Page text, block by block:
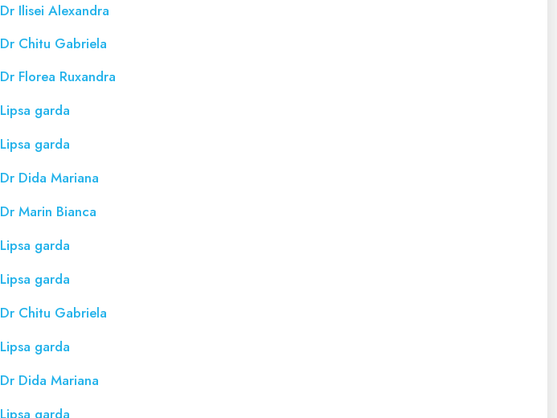
Dr Ilisei Alexandra
Dr Chitu Gabriela
Dr Florea Ruxandra
Lipsa garda
Lipsa garda
Dr Dida Mariana
Dr Marin Bianca
Lipsa garda
Lipsa garda
Dr Chitu Gabriela
Lipsa garda
Dr Dida Mariana
Lipsa garda